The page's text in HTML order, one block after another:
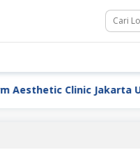
Clinic Jakarta Utara